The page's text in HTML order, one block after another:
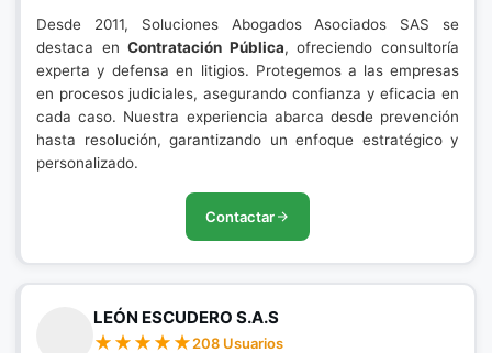
Desde 2011, Soluciones Abogados Asociados SAS se
destaca enContratación Pública, ofreciendo consultoría
experta y defensa en litigios. Protegemos a las empresas
en procesos judiciales, asegurando confianza y eficacia en
cada caso. Nuestra experiencia abarca desde prevención
hasta resolución, garantizando un enfoque estratégico y
personalizado.
Contactar
LEÓN ESCUDERO S.A.S
208 Usuarios